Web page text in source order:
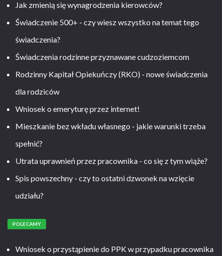
Jak zmienią się wynagrodzenia kierowców?
Świadczenie 500+ - czy wiesz wszystko na temat tego
świadczenia?
Świadczenia rodzinne przyznawane cudzoziemcom
Rodzinny Kapitał Opiekuńczy (RKO) - nowe świadczenia
dla rodziców
Wniosek o emeryturę przez internet!
Mieszkanie bez wkładu własnego - jakie warunki trzeba
spełnić?
Utrata uprawnień przez pracownika - co się z tym wiąże?
Spis powszechny - czy to ostatni dzwonek na wzięcie
udziału?
POLECAMY
Wniosek o przystąpienie do PPK w przypadku pracownika